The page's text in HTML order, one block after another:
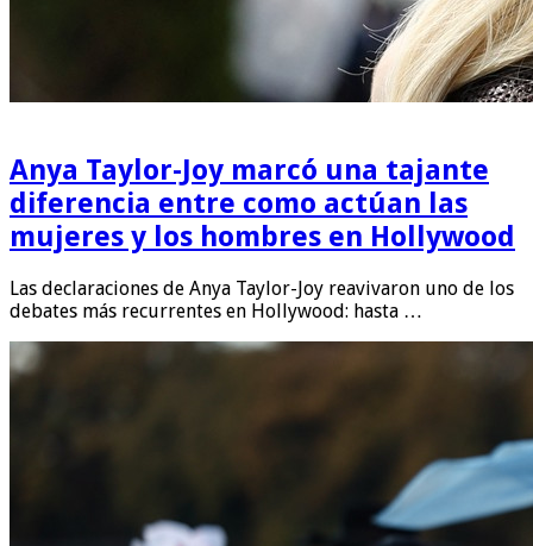
Anya Taylor-Joy marcó una tajante
diferencia entre como actúan las
mujeres y los hombres en Hollywood
Las declaraciones de Anya Taylor-Joy reavivaron uno de los
debates más recurrentes en Hollywood: hasta …